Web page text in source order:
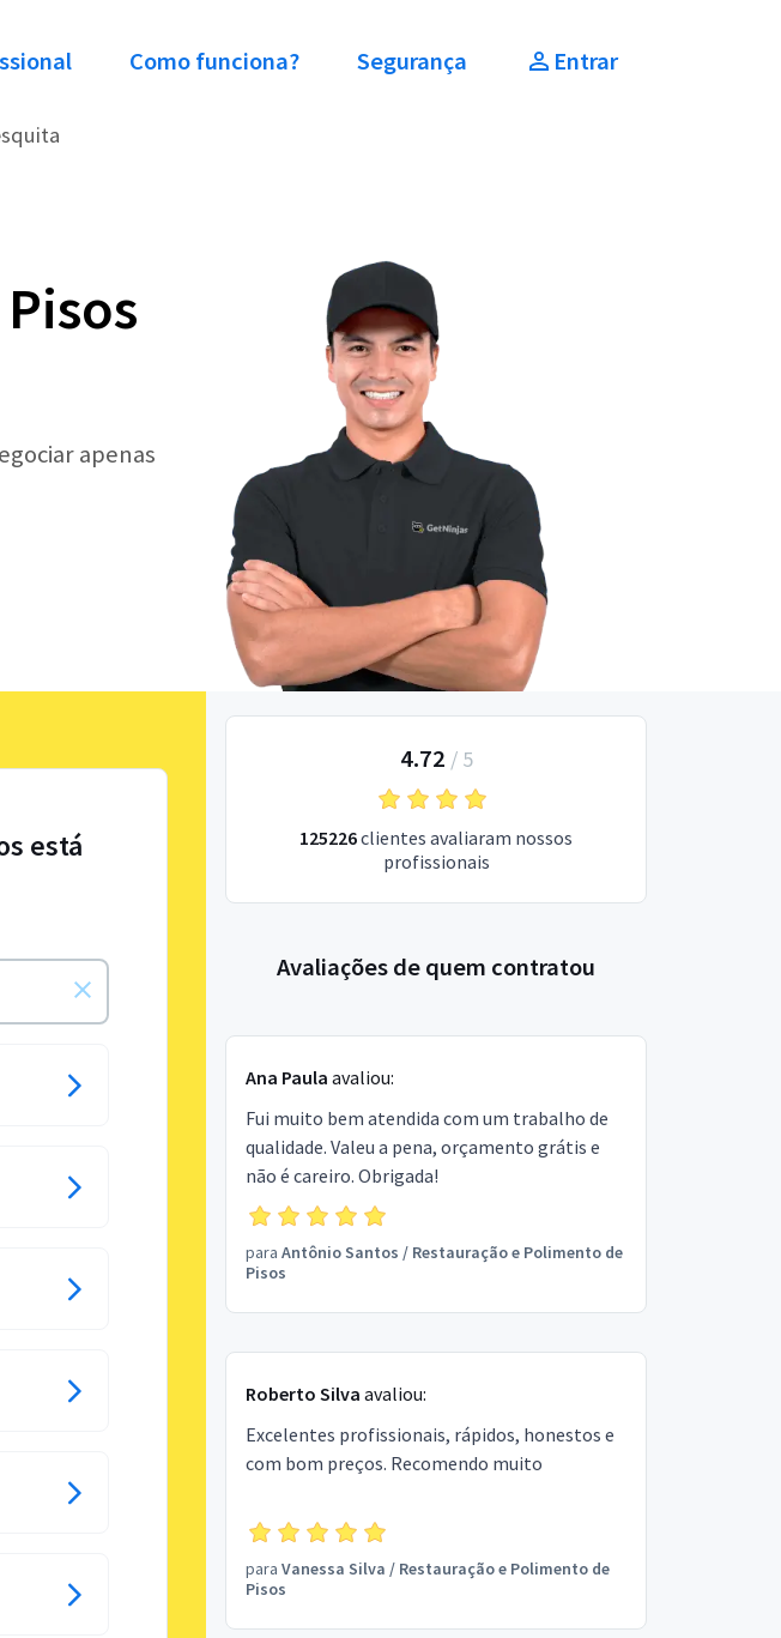
Como funciona? Segurança Entrar
apenas
está
4.72 / 5
125226clientes avaliaram nossos
profissionais
Avaliações de quem contratou
Ana Paula avaliou:
Fui muito bem atendida com um trabalho de
qualidade. Valeu a pena, orçamento grátis e
não é careiro. Obrigada!
para Antônio Santos / Restauração e Polimento de
Pisos
Roberto Silva avaliou:
Excelentes profissionais, rápidos, honestos e
com bom preços. Recomendo muito
para Vanessa Silva / Restauração e Polimento de
Pisos